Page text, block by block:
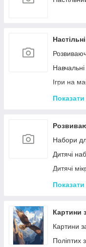
Навчальні
Ігри на
Ігри-
Крокодил
Аліас Або
Гра Хто
Вікторина
Твістер
Ігри типу
Ігри-
Дитяче
Набори
Дитячі
Дитячі
Дитячі
Спіннери
Картини
Картини
Поліптих